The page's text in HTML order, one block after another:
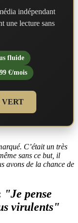
indépendant
une lecture sans
fluide
€/mois
VERT
C’était un très
sans ce but, il
avons de la chance de
"Je pense
virulents"